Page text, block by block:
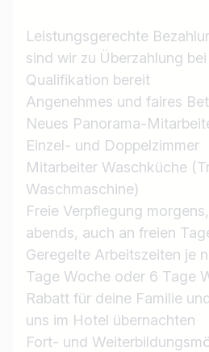
Leistungsgerechte
sind wir zu Überzahlung
Qualifikation bereit
Angenehmes und faires
Neues Panorama-
Einzel- und Doppelzimmer
Mitarbeiter Waschküche
Waschmaschine)
Freie Verpflegung
abends, auch an freien
Geregelte Arbeitszeiten je
Tage Woche oder 6 Tage
Rabatt für deine Familie
uns im Hotel übernachten
Fort- und
Ich suche nach …
Jobtitel
z.B. Österreich
Land / Bundesland